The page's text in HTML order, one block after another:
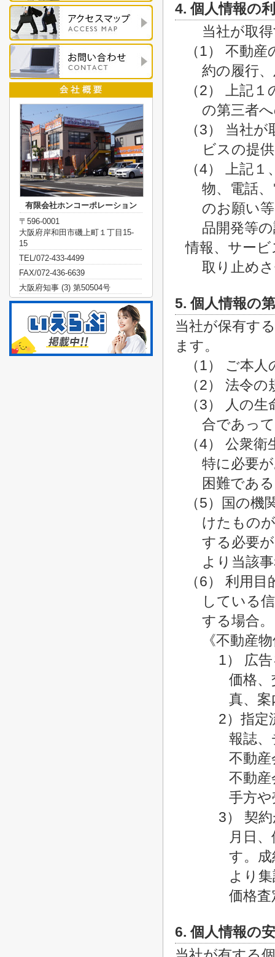
4. 個人情報の
当社が取
（1） 不動
約の履行
（2） 上記
の第三者
（3） 当社
ビスの提
（4） 上記
物、電話
のお願い
品開発等
情報、サー
取り止め
5. 個人情報の
当社が保有す
ます。
（1） ご本
（2） 法令
（3） 人の
合であっ
（4） 公衆
特に必要
困難であ
（5）国の
けたもの
する必要
より当該
（6） 利用
している
する場合。
《不動産
1） 広
価格
真、
2）指定
報誌
不動
不動
手方
3） 契
月日
す。
より
価格
6. 個人情報の
有限会社ホンコーポレーション
〒596-0001
大阪府岸和田市磯上町１丁目15-
15
TEL/072-433-4499
FAX/072-436-6639
大阪府知事 (3) 第50504号